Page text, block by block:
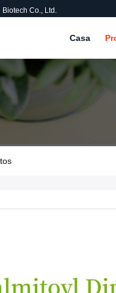
Co., Ltd.
Casa